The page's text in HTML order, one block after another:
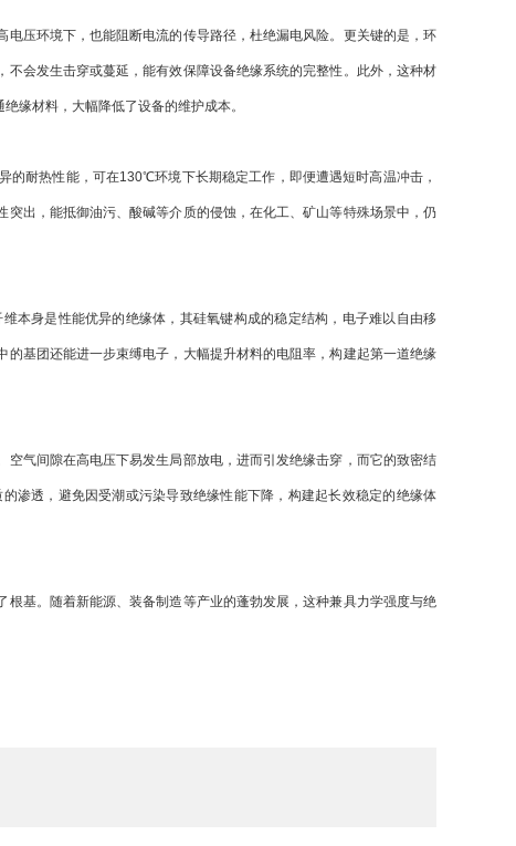
压环境下，也能阻断电流的传导路径，杜绝漏电风险。更关键的是，环
会发生击穿或蔓延，能有效保障设备绝缘系统的完整性。此外，这种材
缘材料，大幅降低了设备的维护成本。
耐热性能，可在130℃环境下长期稳定工作，即便遭遇短时高温冲击，
出，能抵御油污、酸碱等介质的侵蚀，在化工、矿山等特殊场景中，仍
身是性能优异的绝缘体，其硅氧键构成的稳定结构，电子难以自由移
基团还能进一步束缚电子，大幅提升材料的电阻率，构建起第一道绝缘
气间隙在高电压下易发生局部放电，进而引发绝缘击穿，而它的致密结
渗透，避免因受潮或污染导致绝缘性能下降，构建起长效稳定的绝缘体
基。随着新能源、装备制造等产业的蓬勃发展，这种兼具力学强度与绝